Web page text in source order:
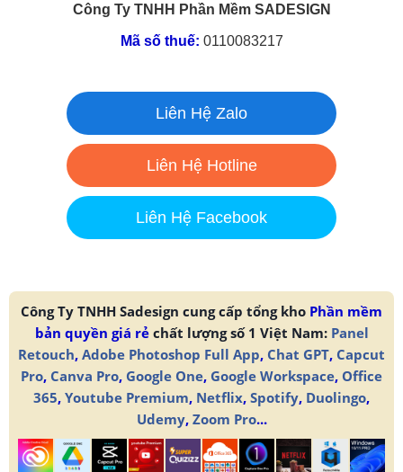
Công Ty TNHH Phần Mềm SADESIGN
Mã số thuế: 0110083217
Liên Hệ Zalo
Liên Hệ Hotline
Liên Hệ Facebook
Công Ty TNHH Sadesign cung cấp tổng kho Phần mềm
bản quyền giá rẻchất lượng số 1 Việt Nam: Panel
Retouch, Adobe Photoshop Full App, Chat GPT, Capcut
Pro, Canva Pro, Google One, Google Workspace, Office
365, Youtube Premium, Netflix, Spotify, Duolingo,
Udemy, Zoom Pro...